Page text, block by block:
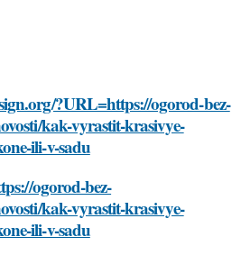
?URL=https://ogorod-bez-
kak-vyrastit-krasivye-
ili-v-sadu
ogorod-bez-
kak-vyrastit-krasivye-
ili-v-sadu